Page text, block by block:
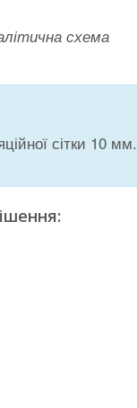
схема
сітки 10 мм.